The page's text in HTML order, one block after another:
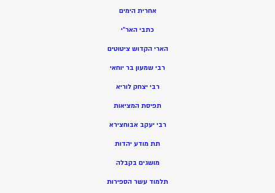
אחרית הימים
כתבי האר”י
הארי הקדוש ציטוטים
רבי שמעון בר יוחאי
רבי יצחק לוריא
תפיסת המציאות
רבי יעקב אבוחצירא
תת מודע יהדות
מושגים בקבלה
תלמוד עשר הספירות